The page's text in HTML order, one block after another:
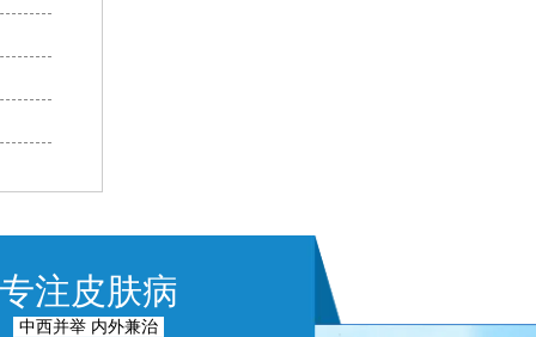
专注皮肤病
中西并举 内外兼治